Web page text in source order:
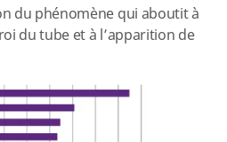
du phénomène qui aboutit à
du tube et à l’apparition de